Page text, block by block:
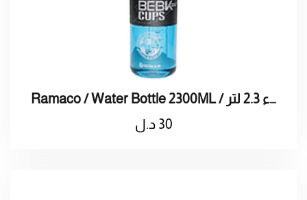
Ramaco / Water Bottle 2300ML / راماكو / ترمس ماء 2.3 لتر
30 د.ل